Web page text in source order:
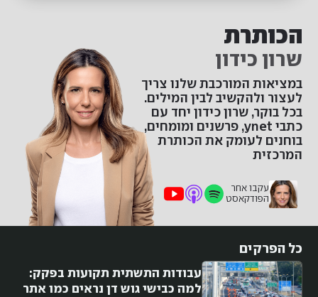
הכותרת
שרון כידון
במציאות המורכבת שלנו צריך
לעצור ולהקשיב לבין המילים.
בכל בוקר, שרון כידון יחד עם
כתבי ynet, פרשנים ומומחים,
בוחנים לעומק את הכותרת
המרכזית
עקבו אחר
הפודקאסט
כל הפרקים
עבודות התשתית תקועות בפקק:
למה כבישי גוש דן נראים כמו אתר